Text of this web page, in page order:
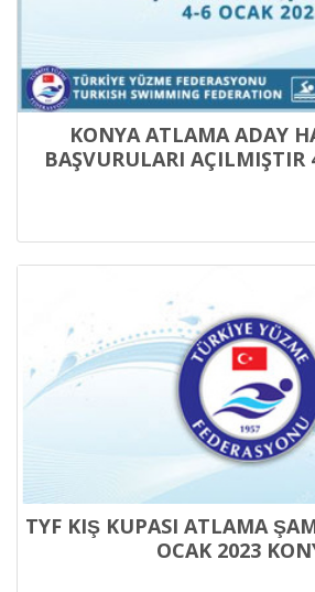
KONYA ATLAMA ADAY
BAŞVURULARI AÇILMIŞTIR
TYF KIŞ KUPASI ATLAMA
OCAK 2023